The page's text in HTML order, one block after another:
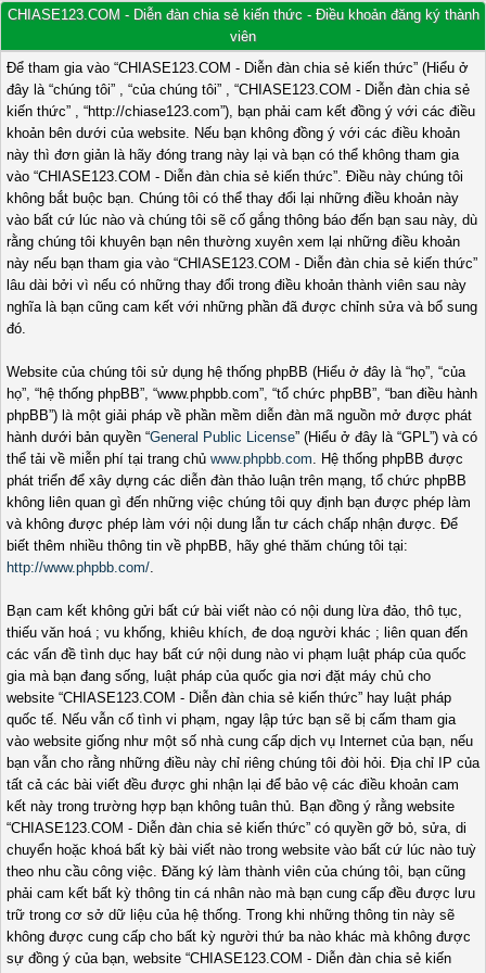
CHIASE123.COM - Diễn đàn chia sẻ kiến thức - Điều khoản đăng ký thành
viên
Để tham gia vào “CHIASE123.COM - Diễn đàn chia sẻ kiến thức” (Hiểu ở
đây là “chúng tôi” , “của chúng tôi” , “CHIASE123.COM - Diễn đàn chia sẻ
kiến thức” , “http://chiase123.com”), bạn phải cam kết đồng ý với các điều
khoản bên dưới của website. Nếu bạn không đồng ý với các điều khoản
này thì đơn giản là hãy đóng trang này lại và bạn có thể không tham gia
vào “CHIASE123.COM - Diễn đàn chia sẻ kiến thức”. Điều này chúng tôi
không bắt buộc bạn. Chúng tôi có thể thay đổi lại những điều khoản này
vào bất cứ lúc nào và chúng tôi sẽ cố gắng thông báo đến bạn sau này, dù
rằng chúng tôi khuyên bạn nên thường xuyên xem lại những điều khoản
này nếu bạn tham gia vào “CHIASE123.COM - Diễn đàn chia sẻ kiến thức”
lâu dài bởi vì nếu có những thay đổi trong điều khoản thành viên sau này
nghĩa là bạn cũng cam kết với những phần đã được chỉnh sửa và bổ sung
đó.
Website của chúng tôi sử dụng hệ thống phpBB (Hiểu ở đây là “họ”, “của
họ”, “hệ thống phpBB”, “www.phpbb.com”, “tổ chức phpBB”, “ban điều hành
phpBB”) là một giải pháp về phần mềm diễn đàn mã nguồn mở được phát
hành dưới bản quyền “General Public License” (Hiểu ở đây là “GPL”) và có
thể tải về miễn phí tại trang chủ www.phpbb.com. Hệ thống phpBB được
phát triển để xây dựng các diễn đàn thảo luận trên mạng, tổ chức phpBB
không liên quan gì đến những việc chúng tôi quy định bạn được phép làm
và không được phép làm với nội dung lẫn tư cách chấp nhận được. Để
biết thêm nhiều thông tin về phpBB, hãy ghé thăm chúng tôi tại:
http://www.phpbb.com/.
Bạn cam kết không gửi bất cứ bài viết nào có nội dung lừa đảo, thô tục,
thiếu văn hoá ; vu khống, khiêu khích, đe doạ người khác ; liên quan đến
các vấn đề tình dục hay bất cứ nội dung nào vi phạm luật pháp của quốc
gia mà bạn đang sống, luật pháp của quốc gia nơi đặt máy chủ cho
website “CHIASE123.COM - Diễn đàn chia sẻ kiến thức” hay luật pháp
quốc tế. Nếu vẫn cố tình vi phạm, ngay lập tức bạn sẽ bị cấm tham gia
vào website giống như một số nhà cung cấp dịch vụ Internet của bạn, nếu
bạn vẫn cho rằng những điều này chỉ riêng chúng tôi đòi hỏi. Địa chỉ IP của
tất cả các bài viết đều được ghi nhận lại để bảo vệ các điều khoản cam
kết này trong trường hợp bạn không tuân thủ. Bạn đồng ý rằng website
“CHIASE123.COM - Diễn đàn chia sẻ kiến thức” có quyền gỡ bỏ, sửa, di
chuyển hoặc khoá bất kỳ bài viết nào trong website vào bất cứ lúc nào tuỳ
theo nhu cầu công việc. Đăng ký làm thành viên của chúng tôi, bạn cũng
phải cam kết bất kỳ thông tin cá nhân nào mà bạn cung cấp đều được lưu
trữ trong cơ sở dữ liệu của hệ thống. Trong khi những thông tin này sẽ
không được cung cấp cho bất kỳ người thứ ba nào khác mà không được
sự đồng ý của bạn, website “CHIASE123.COM - Diễn đàn chia sẻ kiến